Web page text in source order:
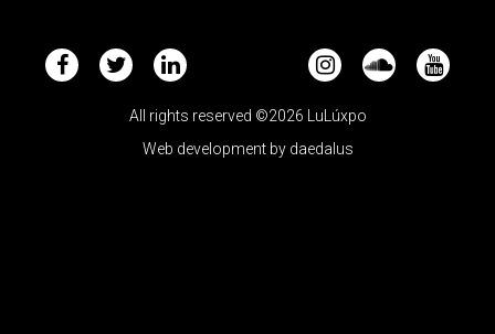
All rights reserved ©2026 LuLúxpo
Web development by daedalus